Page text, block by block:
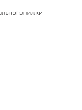
знижки